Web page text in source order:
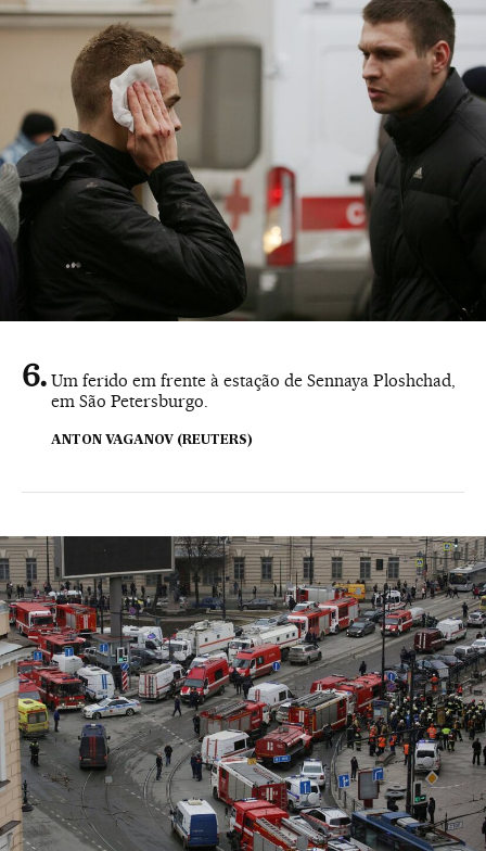
Um ferido em frente à estação de Sennaya Ploshchad,
em São Petersburgo.
ANTON VAGANOV (REUTERS)